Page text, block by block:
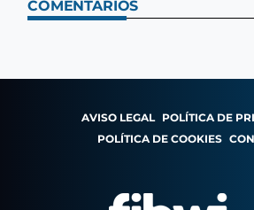
COMENTARIOS
AVISO LEGAL POLÍTICA DE
POLÍTICA DE COOKIES